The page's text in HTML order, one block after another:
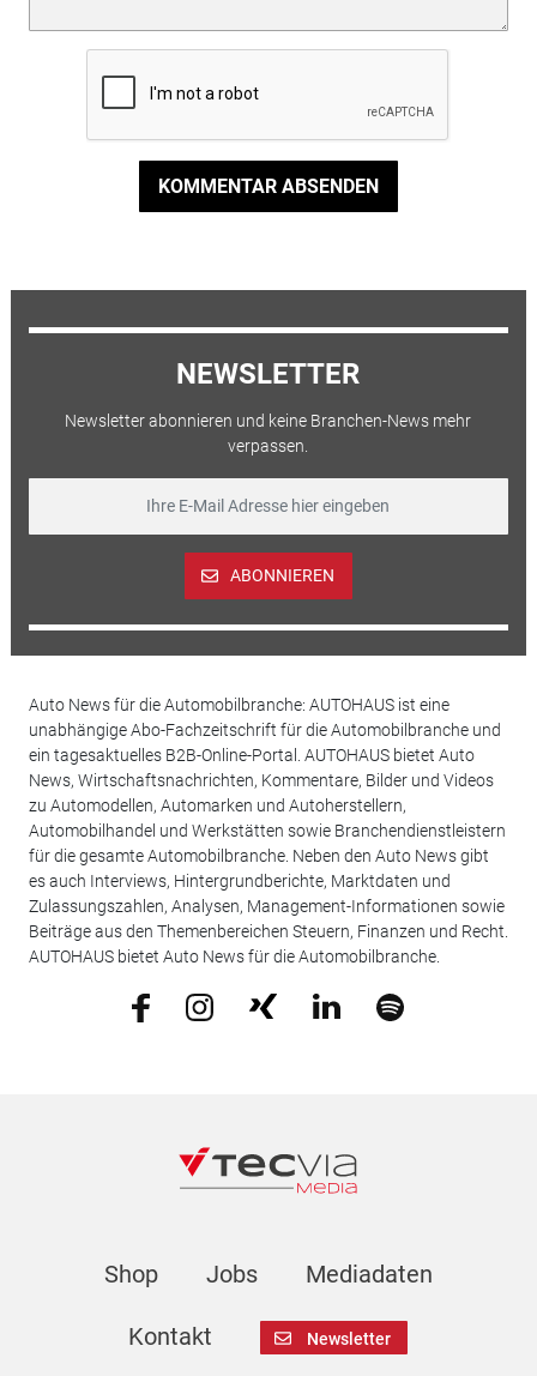
KOMMENTAR ABSENDEN
NEWSLETTER
Newsletter abonnieren und keine Branchen-News mehr
verpassen.
ABONNIEREN
Auto News für die Automobilbranche: AUTOHAUS ist eine
unabhängige Abo-Fachzeitschrift für die Automobilbranche und
ein tagesaktuelles B2B-Online-Portal. AUTOHAUS bietet Auto
News, Wirtschaftsnachrichten, Kommentare, Bilder und Videos
zu Automodellen, Automarken und Autoherstellern,
Automobilhandel und Werkstätten sowie Branchendienstleistern
für die gesamte Automobilbranche. Neben den Auto News gibt
es auch Interviews, Hintergrundberichte, Marktdaten und
Zulassungszahlen, Analysen, Management-Informationen sowie
Beiträge aus den Themenbereichen Steuern, Finanzen und Recht.
AUTOHAUS bietet Auto News für die Automobilbranche.
Shop Jobs Mediadaten
Kontakt Newsletter